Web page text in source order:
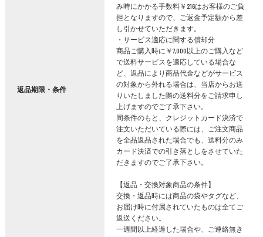
返品期限・条件
み時にかかる手数料￥216はお客様のご負
担となりますので、ご返金予定額から差
し引かせていただきます。
・サービス適応に関する償却分
商品ご購入時に￥7,000以上のご購入など
で送料サービスを適応している場合な
ど、返品により商品代金などがサービス
の対象から外れる場合は、当店からお送
りいたしました際の送料分をご請求申し
上げますのでご了承下さい。
同条件のもと、クレジットカード決済で
注文いただいている際には、ご注文商品
を全品返品された場合でも、送料分のみ
カード決済での引き落としをさせていた
だきますのでご了承下さい。
【返品・交換対象商品の条件】
交換・返品時には商品の袋やタグなど、
お届け時に付属されていたものは全てご
返送ください。
一週間以上経過した場合や、ご連絡無き